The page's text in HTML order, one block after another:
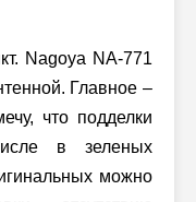
Nagoya NA-771
Главное –
что подделки
в зеленых
можно